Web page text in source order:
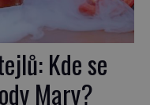
Kde se
Mary?